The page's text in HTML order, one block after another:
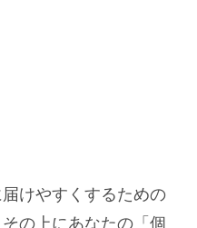
届けやすくするための
の上にあなたの「個